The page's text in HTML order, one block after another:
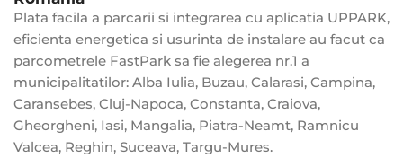
Plata facila a parcarii si integrarea cu aplicatia UPPARK,
eficienta energetica si usurinta de instalare au facut ca
parcometrele FastPark sa fie alegerea nr.1 a
municipalitatilor: Alba Iulia, Buzau, Calarasi, Campina,
Caransebes, Cluj-Napoca, Constanta, Craiova,
Gheorgheni, Iasi, Mangalia, Piatra-Neamt, Ramnicu
Valcea, Reghin, Suceava, Targu-Mures.